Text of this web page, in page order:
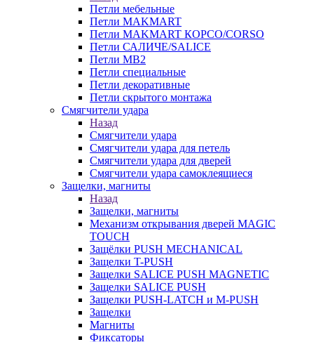
Петли мебельные
Петли MAKMART
Петли MAKMART КОРСО/CORSO
Петли САЛИЧЕ/SALICE
Петли MB2
Петли специальные
Петли декоративные
Петли скрытого монтажа
Смягчители удара
Назад
Смягчители удара
Смягчители удара для петель
Смягчители удара для дверей
Cмягчители удара самоклеящиеся
Защелки, магниты
Назад
Защелки, магниты
Механизм открывания дверей MAGIC
TOUCH
Защёлки PUSH MECHANICAL
Защелки T-PUSH
Защелки SALICE PUSH MAGNETIC
Защелки SALICE PUSH
Защелки PUSH-LATCH и M-PUSH
Защелки
Магниты
Фиксаторы